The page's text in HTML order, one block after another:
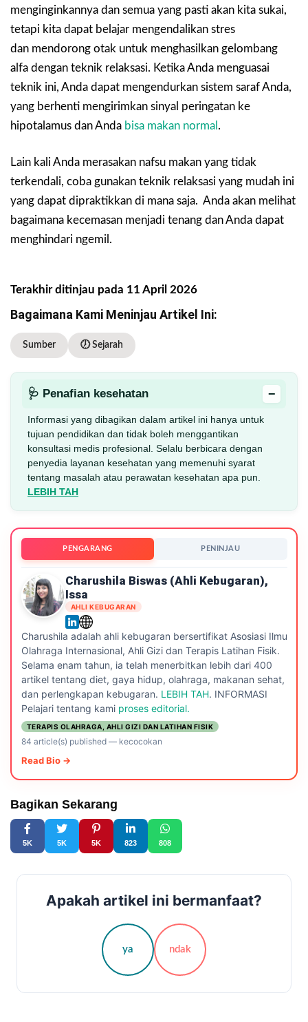
menginginkannya dan semua yang pasti akan kita sukai,
tetapi kita dapat belajar mengendalikan stres
dan mendorong otak untuk menghasilkan gelombang
alfa dengan teknik relaksasi. Ketika Anda menguasai
teknik ini, Anda dapat mengendurkan sistem saraf Anda,
yang berhenti mengirimkan sinyal peringatan ke
hipotalamus dan Anda bisa makan normal .
Lain kali Anda merasakan nafsu makan yang tidak
terkendali, coba gunakan teknik relaksasi yang mudah ini
yang dapat dipraktikkan di mana saja. Anda akan melihat
bagaimana kecemasan menjadi tenang dan Anda dapat
menghindari ngemil.
Terakhir ditinjau pada 11 April 2026
Bagaimana Kami Meninjau Artikel Ini:
Sumber 🕖 Sejarah
🩺 Penafian kesehatan −
Informasi yang dibagikan dalam artikel ini hanya untuk
tujuan pendidikan dan tidak boleh menggantikan
konsultasi medis profesional. Selalu berbicara dengan
penyedia layanan kesehatan yang memenuhi syarat
tentang masalah atau perawatan kesehatan apa pun.
LEBIH TAH
PENGARANG PENINJAU
Charushila Biswas (ahli Kebugaran),
Issa
AHLI KEBUGARAN
Charushila adalah ahli kebugaran bersertifikat Asosiasi Ilmu
Olahraga Internasional, Ahli Gizi dan Terapis Latihan Fisik.
Selama enam tahun, ia telah menerbitkan lebih dari 400
artikel tentang diet, gaya hidup, olahraga, makanan sehat,
dan perlengkapan kebugaran. LEBIH TAH. INFORMASI
Pelajari tentang kami proses editorial.
TERAPIS OLAHRAGA, AHLI GIZI DAN LATIHAN FISIK
84 article(s) published— kecocokan
Read Bio →
Bagikan Sekarang
5K 5K 5K 823 808
Apakah artikel ini bermanfaat?
ya ndak